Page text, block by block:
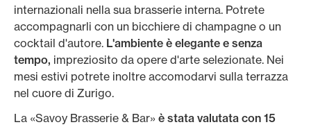
internazionali nella sua brasserie interna. Potrete
accompagnarli con un bicchiere di champagne o un
cocktail d'autore. L'ambiente è elegante e senza
tempo, impreziosito da opere d'arte selezionate. Nei
mesi estivi potrete inoltre accomodarvi sulla terrazza
nel cuore di Zurigo.
La «Savoy Brasserie & Bar» è stata valutata con 15